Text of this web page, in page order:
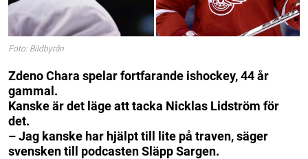
Foto: Bildbyrån
Zdeno Chara spelar fortfarande ishockey, 44 år
gammal.
Kanske är det läge att tacka Nicklas Lidström för
det.
– Jag kanske har hjälpt till lite på traven, säger
svensken till podcasten Släpp Sargen.